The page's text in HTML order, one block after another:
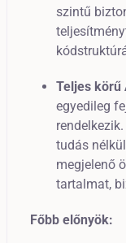
szintű
Teljes körű
egyedileg
tudás
megjelenő
tartalmat,
Főbb előnyök: